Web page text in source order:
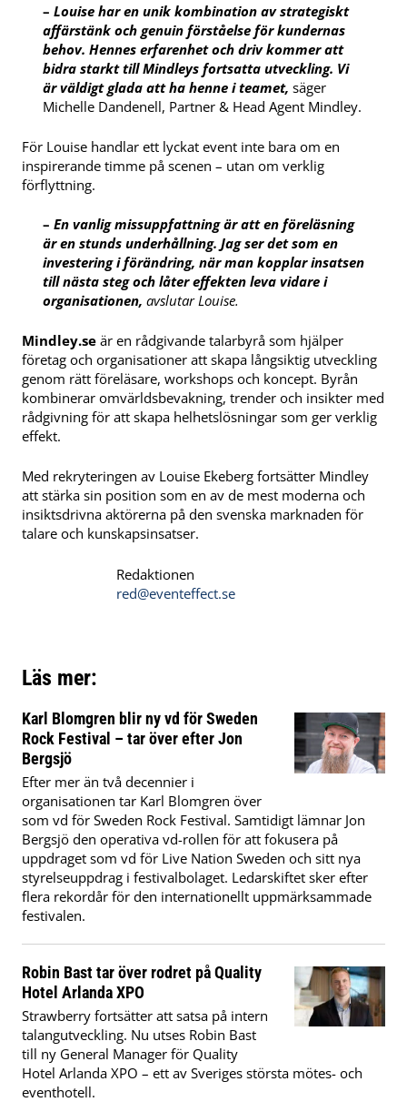
– Louise har en unik kombination av strategiskt
affärstänk och genuin förståelse för kundernas
behov. Hennes erfarenhet och driv kommer att
bidra starkt till Mindleys fortsatta utveckling. Vi
är väldigt glada att ha henne i teamet, säger
Michelle Dandenell, Partner & Head Agent Mindley.
För Louise handlar ett lyckat event inte bara om en
inspirerande timme på scenen – utan om verklig
förflyttning.
– En vanlig missuppfattning är att en föreläsning
är en stunds underhållning. Jag ser det som en
investering i förändring, när man kopplar insatsen
till nästa steg och låter effekten leva vidare i
organisationen, avslutar Louise.
Mindley.se är en rådgivande talarbyrå som hjälper
företag och organisationer att skapa långsiktig utveckling
genom rätt föreläsare, workshops och koncept. Byrån
kombinerar omvärldsbevakning, trender och insikter med
rådgivning för att skapa helhetslösningar som ger verklig
effekt.
Med rekryteringen av Louise Ekeberg fortsätter Mindley
att stärka sin position som en av de mest moderna och
insiktsdrivna aktörerna på den svenska marknaden för
talare och kunskapsinsatser.
Redaktionen
red@eventeffect.se
Läs mer:
Karl Blomgren blir ny vd för Sweden
Rock Festival – tar över efter Jon
Bergsjö
Efter mer än två decennier i
organisationen tar Karl Blomgren över
som vd för Sweden Rock Festival. Samtidigt lämnar Jon
Bergsjö den operativa vd-rollen för att fokusera på
uppdraget som vd för Live Nation Sweden och sitt nya
styrelseuppdrag i festivalbolaget. Ledarskiftet sker efter
flera rekordår för den internationellt uppmärksammade
festivalen.
Robin Bast tar över rodret på Quality
Hotel Arlanda XPO
Strawberry fortsätter att satsa på intern
talangutveckling. Nu utses Robin Bast
till ny General Manager för Quality
Hotel Arlanda XPO – ett av Sveriges största mötes- och
eventhotell.